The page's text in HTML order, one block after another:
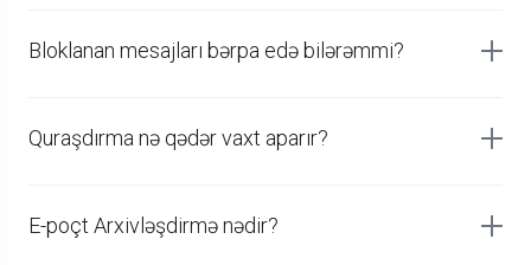
Bloklanan mesajları bərpa edə bilərəmmi?
Quraşdırma nə qədər vaxt aparır?
E-poçt Arxivləşdirmə nədir?